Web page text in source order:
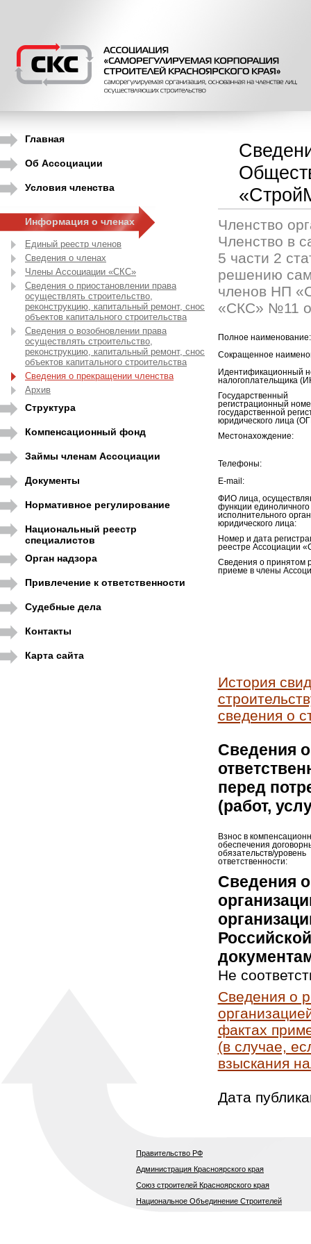
Главная
Об Ассоциации
Условия членства
Информация о членах
Единый реестр членов
Сведения о членах
Члены Ассоциации «СКС»
Сведения о приостановлении права
осуществлять строительство,
реконструкцию, капитальный ремонт, снос
объектов капитального строительства
Сведения о возобновлении права
осуществлять строительство,
реконструкцию, капитальный ремонт, снос
объектов капитального строительства
Сведения о прекращении членства
Архив
Структура
Компенсационный фонд
Займы членам Ассоциации
Документы
Нормативное регулирование
Национальный реестр
специалистов
Орган надзора
Привлечение к ответственности
Судебные дела
Контакты
Карта сайта
Членство
Членство в
5 части 2
решению
членов НП
«СКС» №11
Полное наименование:
Сокращенное
Идентификационный
налогоплательщика
Государственный
регистрационный
государственной
юридического лица
Местонахождение:
Телефоны:
E-mail:
ФИО лица,
функции единоличного
исполнительного
юридического лица:
Номер и дата
реестре Ассоциации
Сведения о принятом
приеме в члены
История
сведения о
Сведения
перед
(работ,
Взнос в
обеспечения
обязательств/уровень
ответственности:
Сведения
Не
Сведения о
фактах
(в случае,
взыскания
Дата
Правительство РФ
Администрация Красноярского края
Союз строителей Красноярского края
Национальное Объединение Строителей